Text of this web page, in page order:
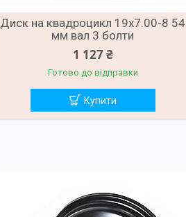
Диск на квадроцикл 19х7.00-8 54
мм вал 3 болти
1 127 ₴
Готово до відправки
Купити